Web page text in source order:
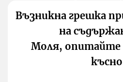
Възникна грешка
на
Моля,